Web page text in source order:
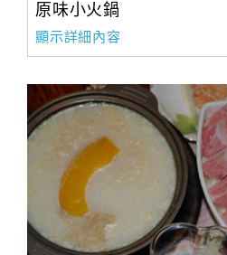
原味小火鍋
顯示詳細內容